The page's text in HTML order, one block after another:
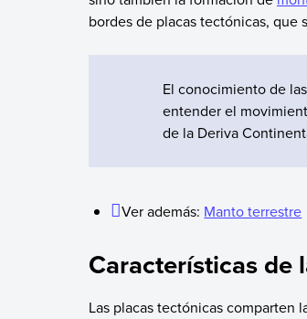
bordes de placas tectónicas, que
El conocimiento de
entender el
de la Deriva
Ver además: Manto terrestre
Características de
Las placas tectónicas comparten